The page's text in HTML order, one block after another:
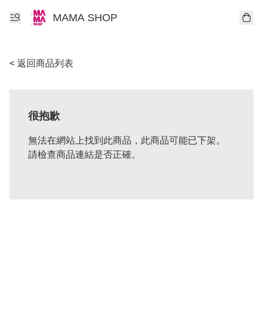
MAMA SHOP
< 返回商品列表
很抱歉
無法在網站上找到此商品，此商品可能已下架。
請檢查商品連結是否正確。